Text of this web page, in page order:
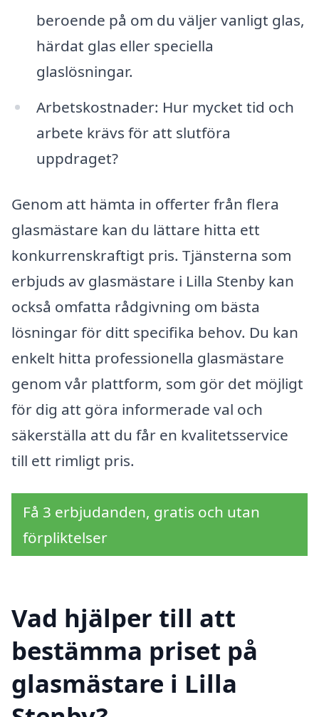
beroende på om du väljer vanligt glas,
härdat glas eller speciella
glaslösningar.
Arbetskostnader: Hur mycket tid och
arbete krävs för att slutföra
uppdraget?
Genom att hämta in offerter från flera
glasmästare kan du lättare hitta ett
konkurrenskraftigt pris. Tjänsterna som
erbjuds av glasmästare i Lilla Stenby kan
också omfatta rådgivning om bästa
lösningar för ditt specifika behov. Du kan
enkelt hitta professionella glasmästare
genom vår plattform, som gör det möjligt
för dig att göra informerade val och
säkerställa att du får en kvalitetsservice
till ett rimligt pris.
Få 3 erbjudanden, gratis och utan
förpliktelser
Vad hjälper till att
bestämma priset på
glasmästare i Lilla